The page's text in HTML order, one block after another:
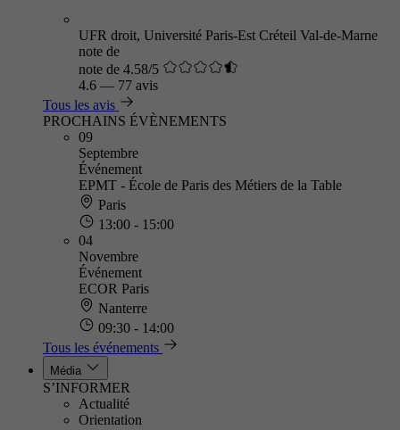
UFR droit, Université Paris-Est Créteil Val-de-Marne
note de
note de 4.58/5
4.6 — 77 avis
Tous les avis
PROCHAINS ÉVÈNEMENTS
09
Septembre
Événement
EPMT - École de Paris des Métiers de la Table
Paris
13:00 - 15:00
04
Novembre
Événement
ECOR Paris
Nanterre
09:30 - 14:00
Tous les événements
Média
S’INFORMER
Actualité
Orientation